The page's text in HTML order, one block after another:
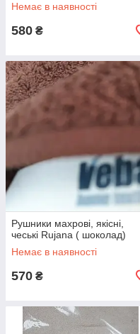
Немає в наявності
580 ₴
Рушники махрові, якісні,
чеські Rujana ( шоколад)
Немає в наявності
570 ₴